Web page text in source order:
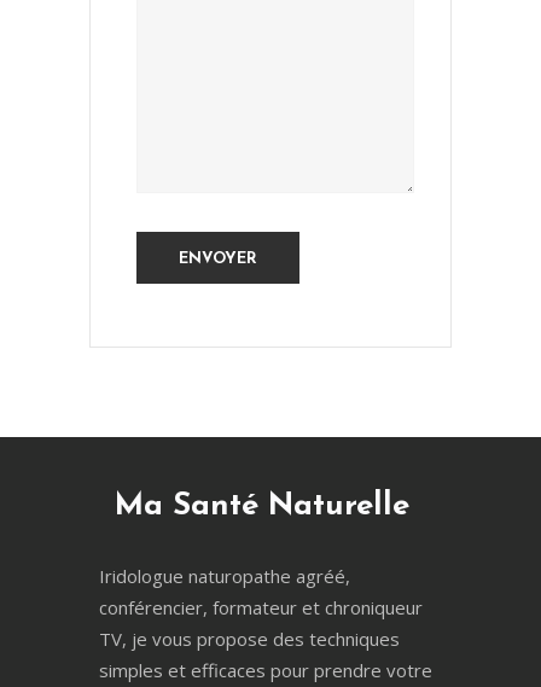
Ma Santé Naturelle
Iridologue naturopathe agréé,
conférencier, formateur et chroniqueur
TV, je vous propose des techniques
simples et efficaces pour prendre votre